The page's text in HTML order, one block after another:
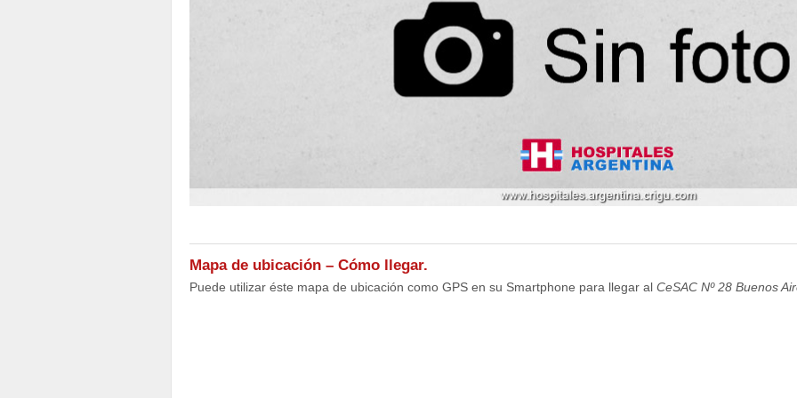
Mapa de ubicación – Cómo llegar.
Puede utilizar éste mapa de ubicación como GPS en su Smartphone para llegar al CeSAC Nº 28 Buenos